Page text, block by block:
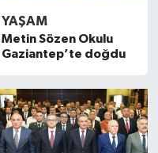
YAŞAM
Metin Sözen Okulu
Gaziantep’te doğdu